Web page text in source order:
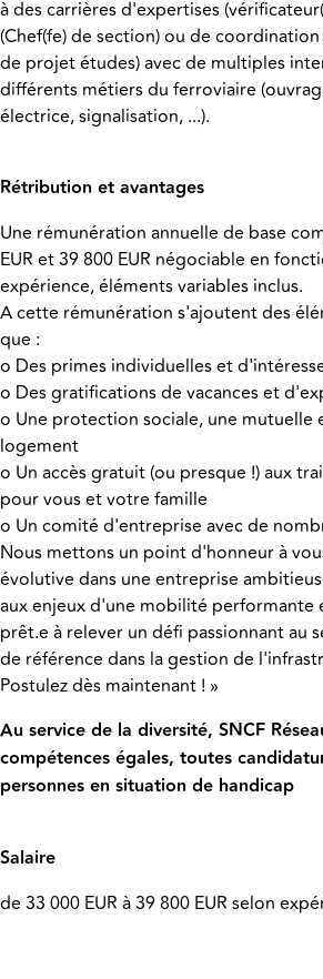
à des carrières d'expertises
(Chef(fe) de section) ou de
de projet études) avec de multiples
différents métiers du ferroviaire
électrice, signalisation, ...).
Rétribution et avantages
Une rémunération annuelle de base
EUR et 39 800 EUR négociable en
expérience, éléments variables inclus.
A cette rémunération s'ajoutent des
que :
o Des primes individuelles et
o Des gratifications de vacances et
o Une protection sociale, une mutuelle
logement
o Un accès gratuit (ou presque !) aux
pour vous et votre famille
o Un comité d'entreprise avec de
Nous mettons un point d'honneur à
évolutive dans une entreprise
aux enjeux d'une mobilité performante
prêt.e à relever un défi passionnant au
de référence dans la gestion de
Postulez dès maintenant ! »
Au service de la diversité, SNCF
compétences égales, toutes
personnes en situation de handicap
Salaire
de 33 000 EUR à 39 800 EUR selon